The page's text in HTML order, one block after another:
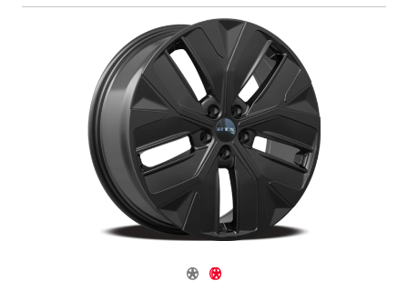
Navigate 1
Navigate 2